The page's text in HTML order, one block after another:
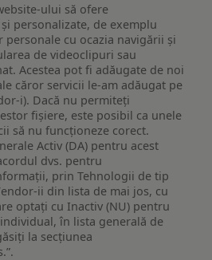
ului să ofere
personalizate, de exemplu
cu ocazia navigării și
de videoclipuri sau
Acestea pot fi adăugate de noi
căror servicii le-am adăugat pe
i). Dacă nu permiteți
fișiere, este posibil ca unele
să nu funcționeze corect.
Activ (DA) pentru acest
dvs. pentru
prin Tehnologii de tip
ii din lista de mai jos, cu
optați cu Inactiv (NU) pentru
în lista generală de
la secțiunea